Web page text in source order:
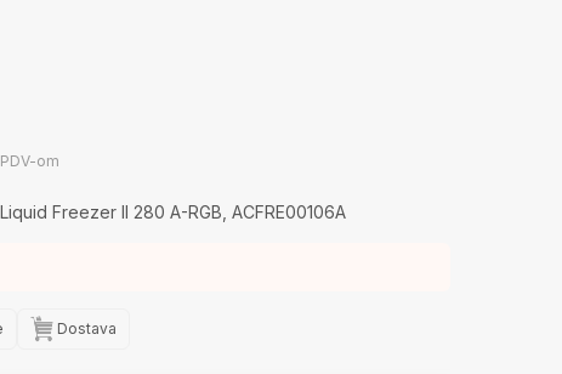
om
Freezer II 280 A-RGB, ACFRE00106A
Dostava